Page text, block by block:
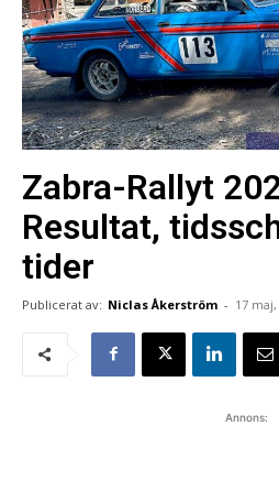
Zabra-Rallyt
Resultat,
tider
Publicerat av: Niclas Åkerström - 17 maj,
Annons: